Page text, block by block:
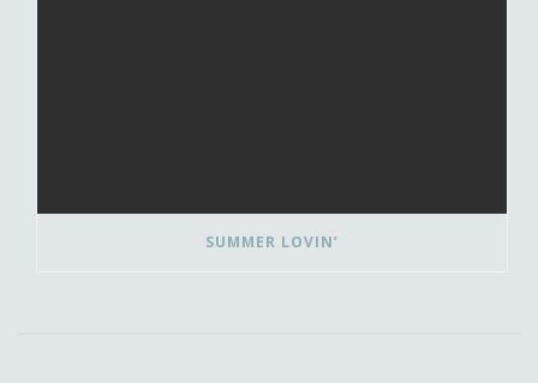
SUMMER LOVIN’